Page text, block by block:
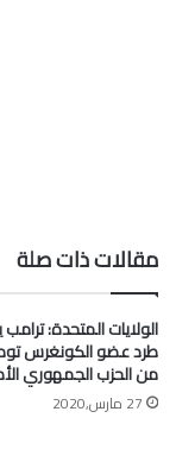
مقالات ذات صلة
الولايات المتحدة:
طرد عضو الكونغرس
من الحزب الجمهوري
27 مارس,2020